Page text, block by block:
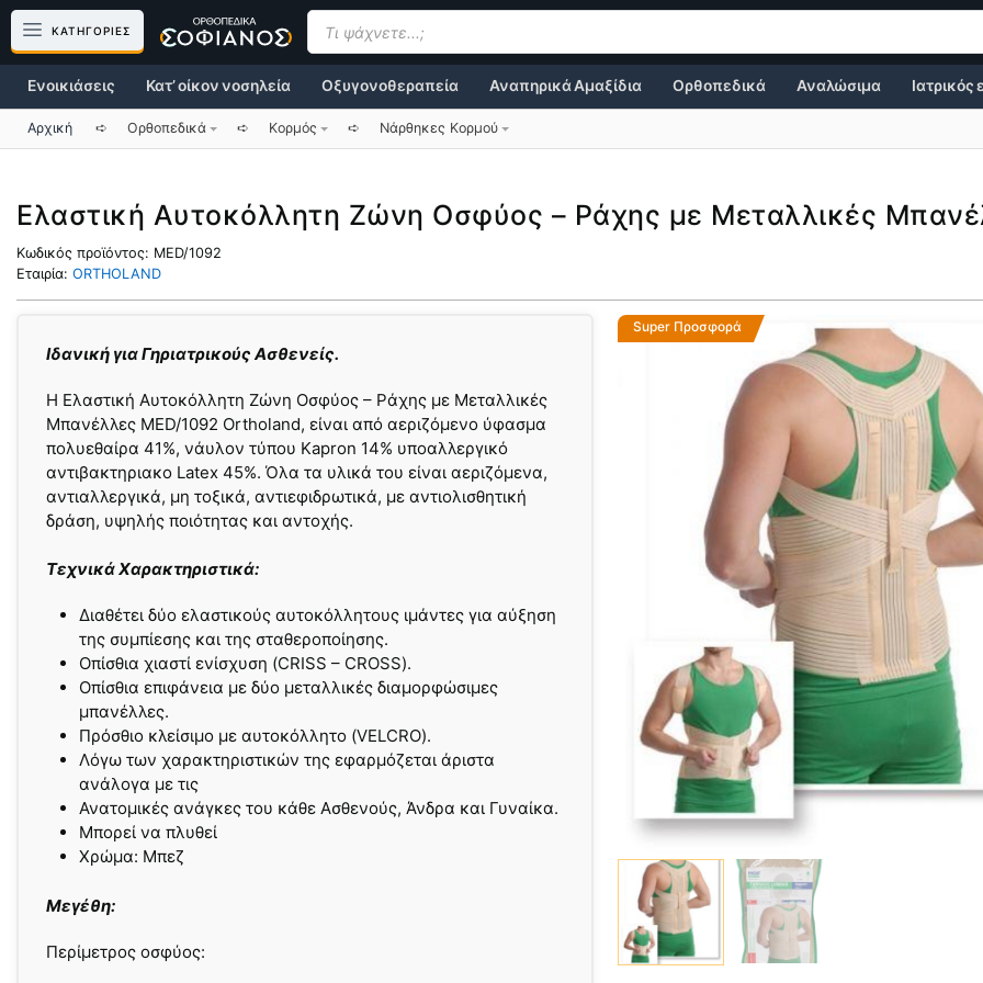
Μετάβαση
περιεχόμενο
ΚΑΤΗΓΟΡΙΕΣ
Products
search
Κατ’ οίκον νοσηλεία Οξυγονοθεραπεία Αναπηρικά Αμαξίδια
Ενοικιάσεις Ορθοπεδικά Αναλώσιμα Ιατρικός
Αρχική ➪ Ορθοπεδικά ➪ Κορμός ➪ Νάρθηκες Κορμού
Ελαστική Αυτοκόλλητη Ζώνη Οσφύος – Ράχης με Μεταλλικές
Κωδικός προϊόντος: MED/1092
Εταιρία: ORTHOLAND
Ιδανική για Γηριατρικούς Ασθενείς.
Η Ελαστική Αυτοκόλλητη Ζώνη Οσφύος – Ράχης με Μεταλλικές
Μπανέλλες MED/1092 Ortholand, είναι από αεριζόμενο ύφασμα
πολυεθαίρα 41%, νάυλον τύπου Kapron 14% υποαλλεργικό
αντιβακτηριακο Latex 45%. Όλα τα υλικά του είναι αεριζόμενα,
αντιαλλεργικά, μη τοξικά, αντιεφιδρωτικά, με αντιολισθητική
δράση, υψηλής ποιότητας και αντοχής.
Τεχνικά Χαρακτηριστικά:
Διαθέτει δύο ελαστικούς αυτοκόλλητους ιμάντες για αύξηση
της συμπίεσης και της σταθεροποίησης.
Οπίσθια χιαστί ενίσχυση (CRISS – CROSS).
Οπίσθια επιφάνεια με δύο μεταλλικές διαμορφώσιμες
μπανέλλες.
Πρόσθιο κλείσιμο με αυτοκόλλητο (VELCRO).
Λόγω των χαρακτηριστικών της εφαρμόζεται άριστα
ανάλογα με τις
Ανατομικές ανάγκες του κάθε Aσθενούς, Άνδρα και Γυναίκα.
Μπορεί να πλυθεί
Χρώμα: Μπεζ
Μεγέθη:
Περίμετρος οσφύος:
Super Προσφορά